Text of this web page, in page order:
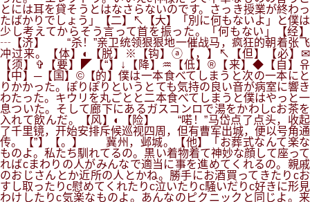
とには耳を貸そうとはなさらないのです。さっき授業が終わっ
たばかりでしょう」【二】↖【大】「別に何もないよ」と僕は
少し考えてからそう言って首を振った。「何もない」【经】
┄【济】 “杀！”亲卫统领狠狠地一催战马，疯狂的朝着张飞
冲过来。【体】◐【脱】※【钩】ⓐ【，】↖【但】【必】✉
【须】✞【要】◤【“】↓【降】♒【低】®【来】◆【自】유
【中】─【国】©【的】僕は一本食べてしまうと次の一本にと
りかかった。ぽりぽりというとても気持の良い音が病室に響き
わたった。キウリを丸ごとと二本食べてしまうと僕はやっと一
息ついた。そして廊下にあるガスコンロで湯をかわしcお茶を
入れて飲んだ。【风】◐【险】 “喏！”马岱点了点头，收起
了千里镜，开始安排斥候巡视四周，但有曹军出城，便以号角通
传。【”】【。】 冀州，邺城。【他】「お葬式なんて楽な
ものよ。私たち馴れてるの。黒い着物着て神妙な顔して座って
ればcまわりの人がみんなで適当に事を進めてくれるの。親戚
のおじさんとか近所の人とかね。勝手にお酒買ってきたりcお
すし取ったりc慰めてくれたりc泣いたりc騒いだりc好きに形見
わけしたりc気楽なものよ。あんなのピクニックと同じよ。来